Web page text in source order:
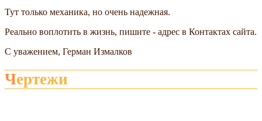
Тут только механика, но очень надежная.
Реально воплотить в жизнь, пишите - адрес в Контактах сайта.
С уважением, Герман Измалков
Чертежи